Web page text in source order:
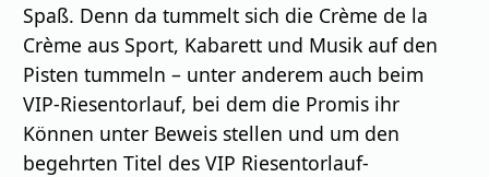
Spaß. Denn da tummelt sich die Crème de la
Crème aus Sport, Kabarett und Musik auf den
Pisten tummeln – unter anderem auch beim
VIP-Riesentorlauf, bei dem die Promis ihr
Können unter Beweis stellen und um den
begehrten Titel des VIP Riesentorlauf-